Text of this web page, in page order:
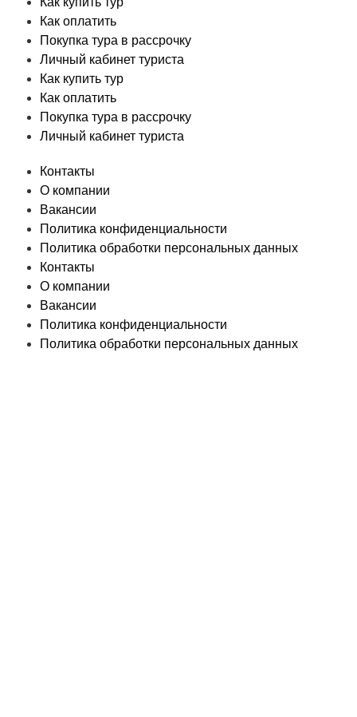
Как оплатить
Покупка тура в рассрочку
Личный кабинет туриста
Как купить тур
Как оплатить
Покупка тура в рассрочку
Личный кабинет туриста
Контакты
О компании
Вакансии
Политика конфиденциальности
Политика обработки персональных данных
Контакты
О компании
Вакансии
Политика конфиденциальности
Политика обработки персональных данных